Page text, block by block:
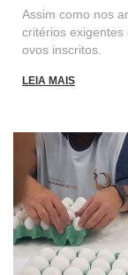
Assim como nos
critérios
ovos inscritos.
LEIA MAIS